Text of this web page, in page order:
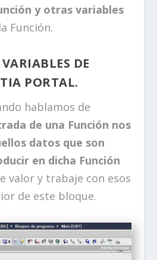
y otras variables
Función.
DE
PORTAL.
hablamos de
de una Función nos
datos que son
en dicha Función
valor y trabaje con esos
de este bloque.